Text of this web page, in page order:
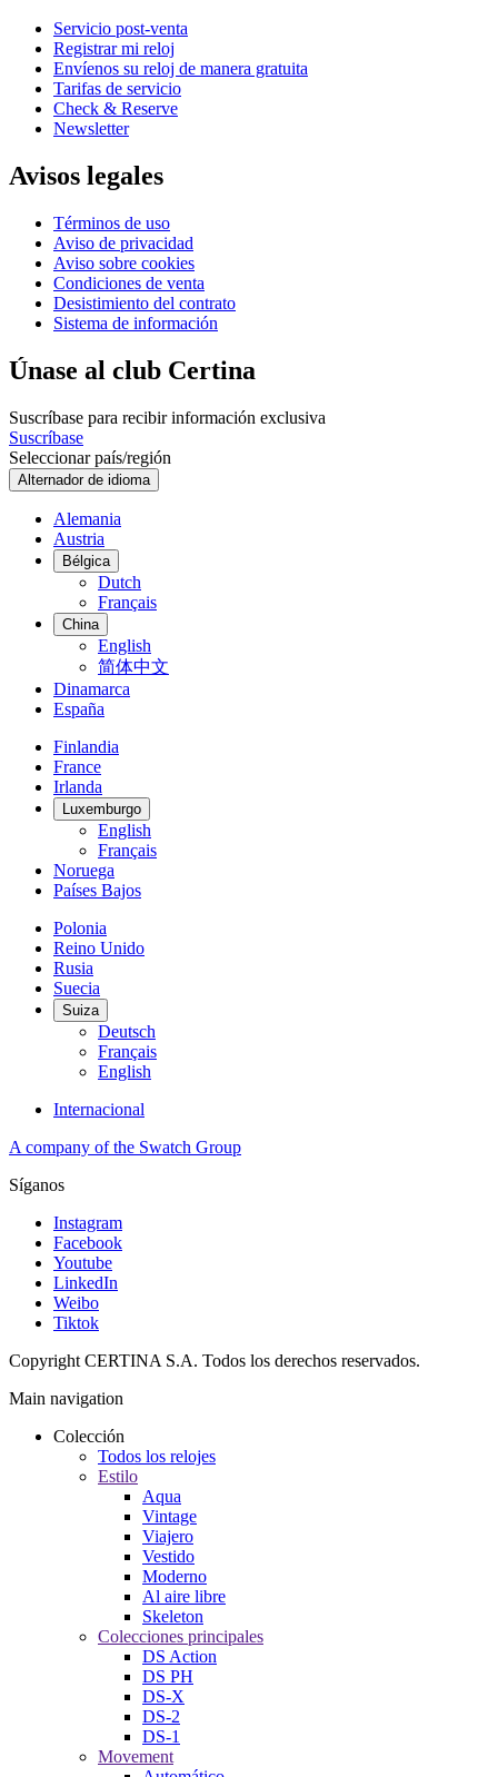
Servicio post-venta
Registrar mi reloj
Envíenos su reloj de manera gratuita
Tarifas de servicio
Check & Reserve
Newsletter
Avisos legales
Términos de uso
Aviso de privacidad
Aviso sobre cookies
Condiciones de venta
Desistimiento del contrato
Sistema de información
Únase al club Certina
Suscríbase para recibir información exclusiva
Suscríbase
Seleccionar país/región
Alternador de idioma
Alemania
Austria
Bélgica
Dutch
Français
China
English
简体中文
Dinamarca
España
Finlandia
France
Irlanda
Luxemburgo
English
Français
Noruega
Países Bajos
Polonia
Reino Unido
Rusia
Suecia
Suiza
Deutsch
Français
English
Internacional
A company of the Swatch Group
Síganos
Instagram
Facebook
Youtube
LinkedIn
Weibo
Tiktok
Copyright CERTINA S.A. Todos los derechos reservados.
Main navigation
Colección
Todos los relojes
Estilo
Aqua
Vintage
Viajero
Vestido
Moderno
Al aire libre
Skeleton
Colecciones principales
DS Action
DS PH
DS-X
DS-2
DS-1
Movement